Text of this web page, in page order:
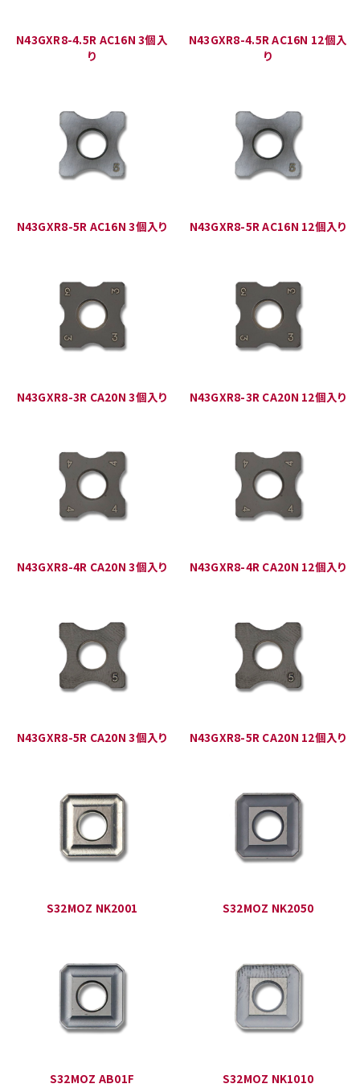
N43GXR8-4.5R AC16N 3個入
り
N43GXR8-4.5R AC16N 12個入
り
N43GXR8-5R AC16N 3個入り N43GXR8-5R AC16N 12個入り
N43GXR8-3R CA20N 3個入り N43GXR8-3R CA20N 12個入り
N43GXR8-4R CA20N 3個入り N43GXR8-4R CA20N 12個入り
N43GXR8-5R CA20N 3個入り N43GXR8-5R CA20N 12個入り
S32MOZ NK2001 S32MOZ NK2050
S32MOZ AB01F S32MOZ NK1010